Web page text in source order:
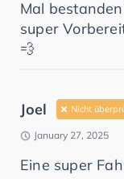
Mal
super
💨
Joel Nicht
January 27, 2025
Eine super